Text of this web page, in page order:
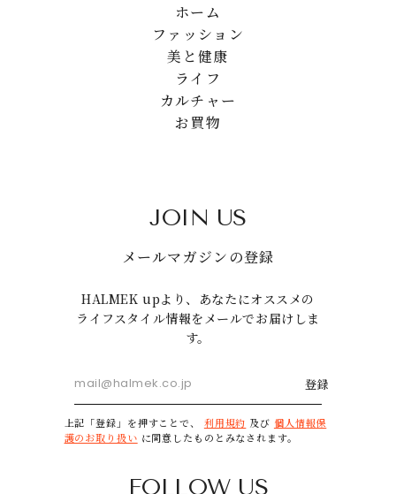
ホーム
ファッション
美と健康
ライフ
カルチャー
お買物
JOIN US
メールマガジンの登録
HALMEK upより、あなたにオススメの
ライフスタイル情報をメールでお届けしま
す。
登録
上記「登録」を押すことで、 利用規約 及び 個人情報保
護のお取り扱い に同意したものとみなされます。
FOLLOW US